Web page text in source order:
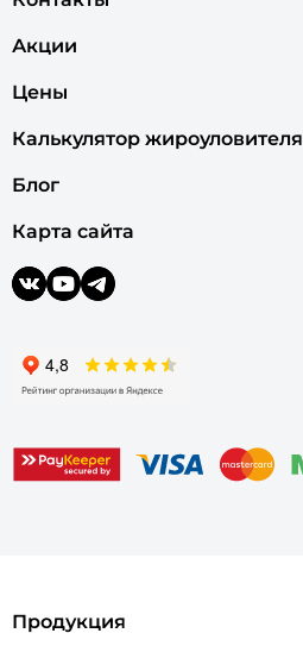
Акции
Цены
Калькулятор жироуловителя
Блог
Карта сайта
Продукция